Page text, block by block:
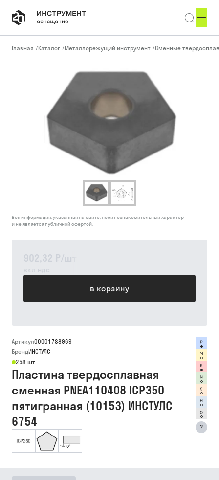
Главная /Каталог /Металлорежущий инструмент /Сменные
902,32 ₽/шт
вкл ндс
в корзину
Вся информация, указанная на сайте, носит ознакомительный характер
и не является публичной офертой.
Артикул00001788969
БрендИНСТУЛС
258 шт
Пластина твердосплавная
сменная PNEA110408 ICP350
пятигранная (10153) ИНСТУЛС
6754
?